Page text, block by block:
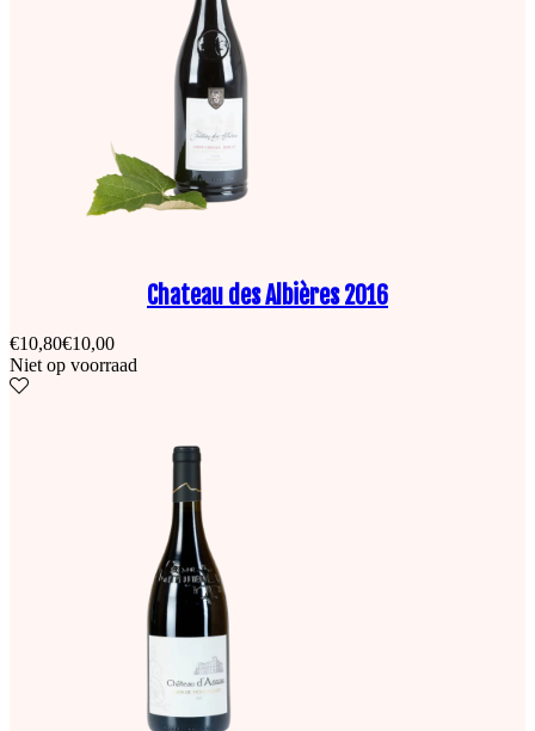
Chateau des Albières 2016
€10,80€10,00
Niet op voorraad